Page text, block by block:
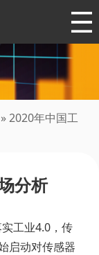
» 2020年中国工
分析
工业4.0，传
启动对传感器